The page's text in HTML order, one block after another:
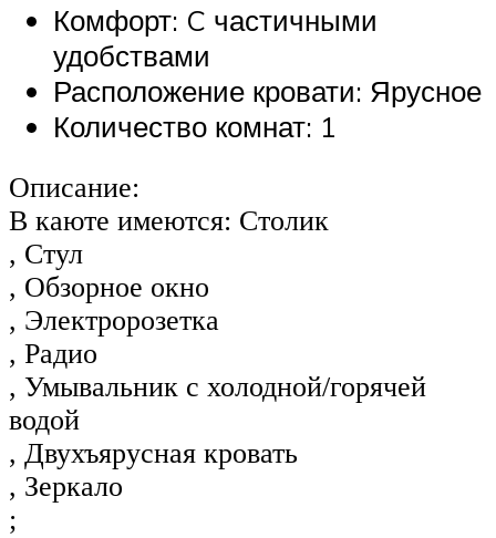
Комфорт: C частичными
удобствами
Расположение кровати: Ярусное
Количество комнат: 1
Описание:
В каюте имеются: Столик
, Стул
, Обзорное окно
, Электророзетка
, Радио
, Умывальник с холодной/горячей
водой
, Двухъярусная кровать
, Зеркало
;